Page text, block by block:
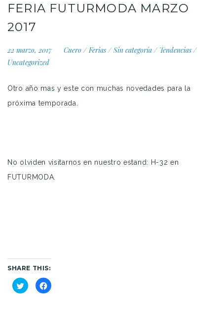
FERIA FUTURMODA MARZO
2017
22 marzo, 2017 Cuero / Ferias /Sin categoría / Tendencias /
Uncategorized
Otro año mas y este con muchas novedades para la
próxima temporada.
No olviden visitarnos en nuestro estand: H-32 en
FUTURMODA.
SHARE THIS:
Haz
clic
Haz
clic